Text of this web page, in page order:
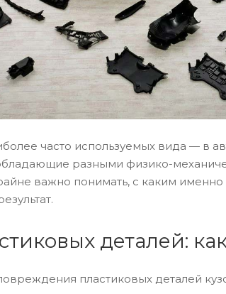
часто используемых вида — в
разными физико-
важно понимать, с каким
деталей:
пластиковых деталей